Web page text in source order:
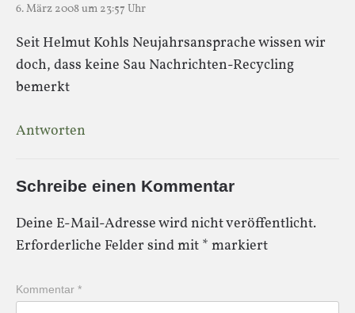
6. März 2008 um 23:57 Uhr
Seit Helmut Kohls Neujahrsansprache wissen wir
doch, dass keine Sau Nachrichten-Recycling
bemerkt
Antworten
Schreibe einen Kommentar
Deine E-Mail-Adresse wird nicht veröffentlicht.
Erforderliche Felder sind mit * markiert
Kommentar *